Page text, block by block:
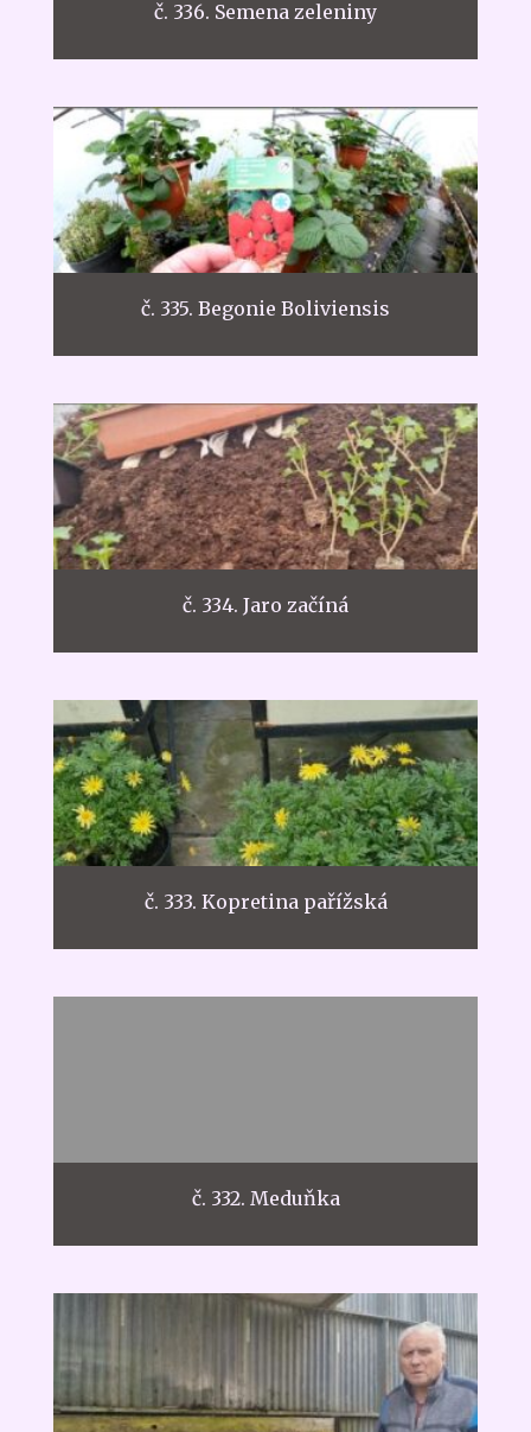
č. 336. Semena zeleniny
č. 335. Begonie Boliviensis
č. 334. Jaro začíná
č. 333. Kopretina pařížská
č. 332. Meduňka